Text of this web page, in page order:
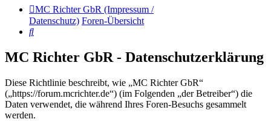
MC Richter GbR (Impressum /
Datenschutz) Foren-Übersicht
Suche
MC Richter GbR - Datenschutzerklärung
Diese Richtlinie beschreibt, wie „MC Richter GbR“
(„https://forum.mcrichter.de“) (im Folgenden „der Betreiber“) die
Daten verwendet, die während Ihres Foren-Besuchs gesammelt
werden.